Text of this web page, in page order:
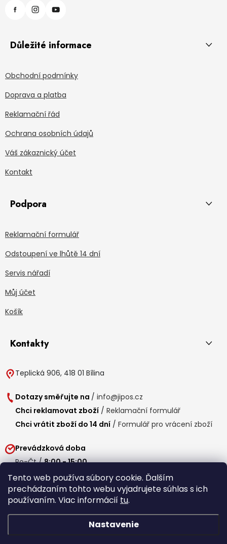
Tento web používa súbory cookie. Ďalším
prechádzaním tohto webu vyjadrujete súhlas s ich
používaním. Viac informácií tu.
Nastavenie
Důležité informace
Obchodní podmínky
Doprava a platba
Reklamační řád
Ochrana osobních údajů
Váš zákaznický účet
Kontakt
Podpora
Reklamační formulář
Odstoupení ve lhůtě 14 dní
Servis nářadí
Můj účet
Košík
Kontakty
Teplická 906, 418 01 Bílina
Dotazy směřujte na / info@jipos.cz
Chci reklamovat zboží / Reklamační formulář
Chci vrátit zboží do 14 dní / Formulář pro vrácení zboží
Prevádzková doba
Po-Čt /8:00 - 15:00
Pá / 7:30 - 14:30
Obedňajšia prestávka /11:00 - 11:30
Copyright 2026